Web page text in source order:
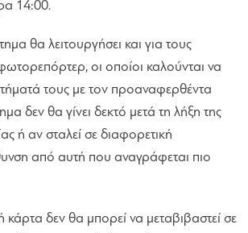
14:00.
θα λειτουργήσει και για τους
οι οποίοι καλούνται να
τους με τον προαναφερθέντα
δεν θα γίνει δεκτό μετά τη λήξη της
ή αν σταλεί σε διαφορετική
από αυτή που αναγράφεται πιο
κάρτα δεν θα μπορεί να μεταβιβαστεί σε